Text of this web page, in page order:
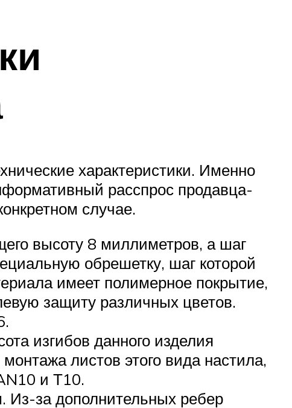
характеристики. Именно
расспрос продавца-
случае.
высоту 8 миллиметров, а шаг
обрешетку, шаг которой
имеет полимерное покрытие,
защиту различных цветов.
изгибов данного изделия
листов этого вида настила,
и Т10.
за дополнительных ребер